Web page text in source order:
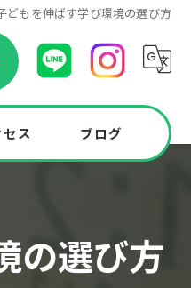
どもを伸ばす学び環境の選び方
セス ブログ
の選び方